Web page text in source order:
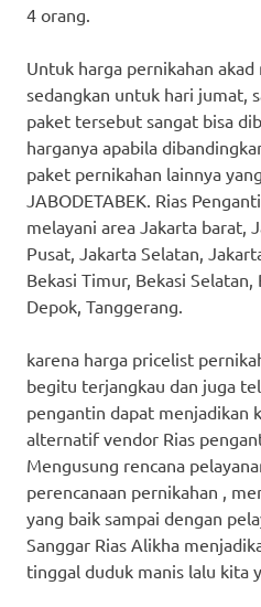
4 orang.
Untuk harga pernikahan
sedangkan untuk hari jumat,
paket tersebut sangat bisa
harganya apabila
paket pernikahan lainnya
JABODETABEK. Rias
melayani area Jakarta barat,
Pusat, Jakarta Selatan,
Bekasi Timur, Bekasi Selatan,
Depok, Tanggerang.
karena harga pricelist
begitu terjangkau dan juga
pengantin dapat menjadikan
alternatif vendor Rias
Mengusung rencana
perencanaan pernikahan ,
yang baik sampai dengan
Sanggar Rias Alikha
tinggal duduk manis lalu kita